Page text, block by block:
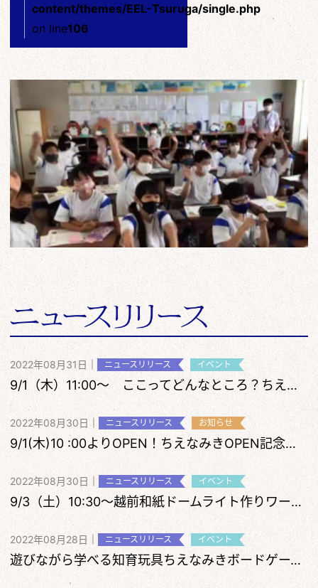
content/themes/EEL-Tsuruga/single.php
on line106
2022年08月31日 ニュースリリース イベント
9/1（木）11:00～ ここってどんなところ？ちえなみきめぐりツアー
2022年08月30日 ニュースリリース お知らせ
9/1(木)10 :00よりOPEN！ちえなみきOPEN記念について
2022年08月30日 ニュースリリース イベント
9/3（土）10:30～越前和紙ドームライト作りワークショップ開催
2022年08月28日 ニュースリリース イベント
遊びながら学べる知育玩具ちえなみきボードゲーム体験会